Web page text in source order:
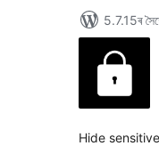
5.7.15ৰ
Hide